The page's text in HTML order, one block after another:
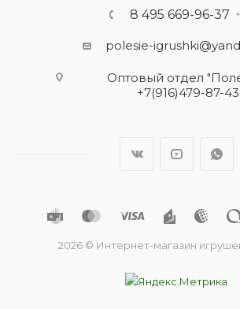
8 495 669-96-37
polesie-
Оптовый отдел
+7(916)479-87-43
2026 © Интернет-магазин